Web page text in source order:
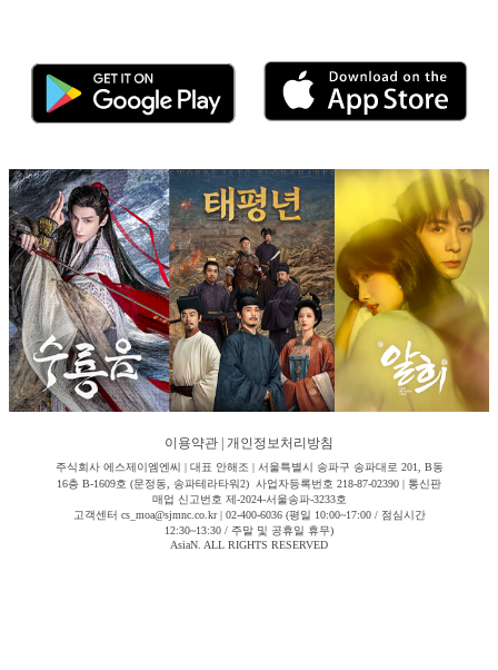
이용약관 개인정보처리방침
주식회사 에스제이엠엔씨 | 대표 안해조 | 서울특별시 송파구 송파대로 201, B동
16층 B-1609호 (문정동, 송파테라타워2) 사업자등록번호 218-87-02390 | 통신판
매업 신고번호 제-2024-서울송파-3233호
고객센터 cs_moa@sjmnc.co.kr | 02-400-6036 (평일 10:00~17:00 / 점심시간
12:30~13:30 / 주말 및 공휴일 휴무)
AsiaN. ALL RIGHTS RESERVED